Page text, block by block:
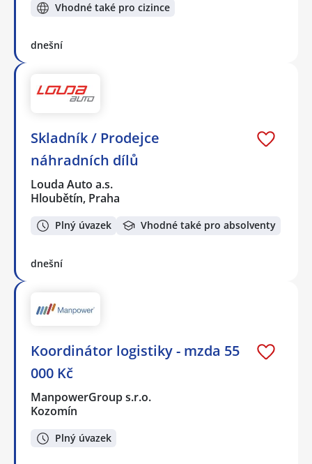
Vhodné také pro cizince
dnešní
Skladník / Prodejce
náhradních dílů
Louda Auto a.s.
Hloubětín, Praha
Plný úvazek Vhodné také pro absolventy
dnešní
Koordinátor logistiky - mzda 55
000 Kč
ManpowerGroup s.r.o.
Kozomín
Plný úvazek